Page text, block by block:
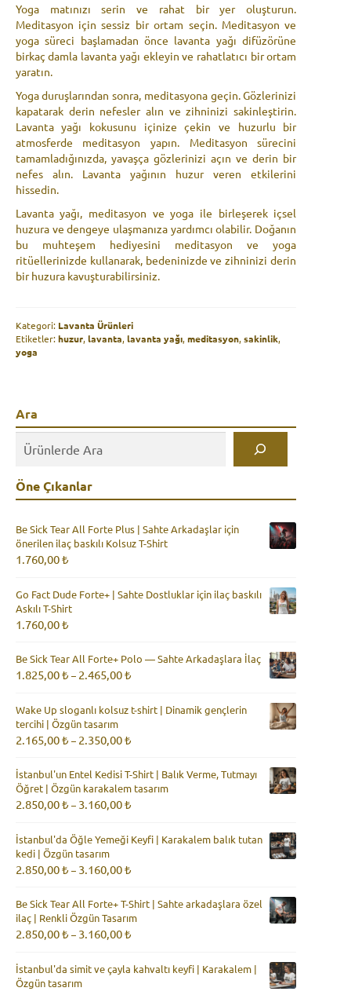
Yoga matınızı serin ve rahat bir yer oluşturun.
Meditasyon için sessiz bir ortam seçin. Meditasyon ve
yoga süreci başlamadan önce lavanta yağı difüzörüne
birkaç damla lavanta yağı ekleyin ve rahatlatıcı bir ortam
yaratın.
Yoga duruşlarından sonra, meditasyona geçin. Gözlerinizi
kapatarak derin nefesler alın ve zihninizi sakinleştirin.
Lavanta yağı kokusunu içinize çekin ve huzurlu bir
atmosferde meditasyon yapın. Meditasyon sürecini
tamamladığınızda, yavaşça gözlerinizi açın ve derin bir
nefes alın. Lavanta yağının huzur veren etkilerini
hissedin.
Lavanta yağı, meditasyon ve yoga ile birleşerek içsel
huzura ve dengeye ulaşmanıza yardımcı olabilir. Doğanın
bu muhteşem hediyesini meditasyon ve yoga
ritüellerinizde kullanarak, bedeninizde ve zihninizi derin
bir huzura kavuşturabilirsiniz.
Kategori: Lavanta Ürünleri
Etiketler:huzur,lavanta,lavanta yağı,meditasyon,sakinlik,
yoga
Ara
Öne Çıkanlar
Be Sick Tear All Forte Plus | Sahte Arkadaşlar için
önerilen ilaç baskılı Kolsuz T-Shirt
1.760,00₺
Go Fact Dude Forte+ | Sahte Dostluklar için ilaç baskılı
Askılı T-Shirt
1.760,00₺
Be Sick Tear All Forte+ Polo — Sahte Arkadaşlara İlaç
1.825,00₺ – 2.465,00₺
-
Wake Up sloganlı kolsuz t-shirt | Dinamik gençlerin
tercihi | Özgün tasarım
2.165,00₺ – 2.350,00₺
-
2.350,00 ₺
İstanbul'un Entel Kedisi T-Shirt | Balık Verme, Tutmayı
Öğret | Özgün karakalem tasarım
2.850,00₺ – 3.160,00₺
-
İstanbul'da Öğle Yemeği Keyfi | Karakalem balık tutan
kedi | Özgün tasarım
2.850,00₺ – 3.160,00₺
-
3.160,00 ₺
Be Sick Tear All Forte+ T-Shirt | Sahte arkadaşlara özel
ilaç | Renkli Özgün Tasarım
2.850,00₺ – 3.160,00₺
İstanbul'da simit ve çayla kahvaltı keyfi | Karakalem |
Özgün tasarım